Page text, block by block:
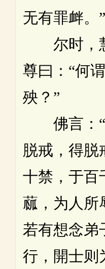
无有罪衅。”
尔时，
尊曰：“何
殃？”
佛言：“
脱戒，得脱
十禁，于百
蓏，为人所
若有想念弟
行，開士则